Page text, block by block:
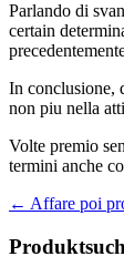
Parlando di
certain
In conclusione,
non piu nella
Volte premio
termini anche
← Affare poi